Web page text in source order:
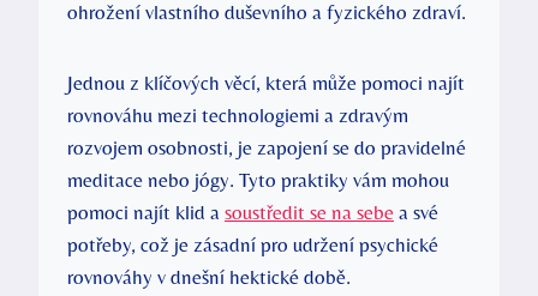
ohrožení vlastního duševního a fyzického zdraví.
Jednou z klíčových věcí, která může pomoci najít
rovnováhu mezi technologiemi a zdravým
rozvojem osobnosti, je zapojení se do pravidelné
meditace nebo jógy. Tyto praktiky vám mohou
pomoci najít klid a soustředit se na sebe a své
potřeby, což je zásadní pro udržení psychické
rovnováhy v dnešní hektické době.